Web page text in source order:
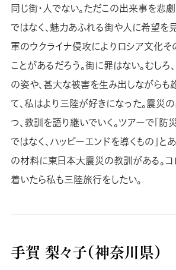
同じ街・人でない。ただこの出来事を悲
ではなく、魅力あふれる街や人に希望を
軍のウクライナ侵攻によりロシア文化
ことがあるだろう。街に罪はない。むし
の姿や、甚大な被害を生み出しながら
て、私はより三陸が好きになった。震災
つ、教訓を語り継いでいく。ツアーで「
ではなく、ハッピーエンドを導くもの」と
の材料に東日本大震災の教訓がある。
着いたら私も三陸旅行をしたい。
手賀 梨々子（神奈川県）